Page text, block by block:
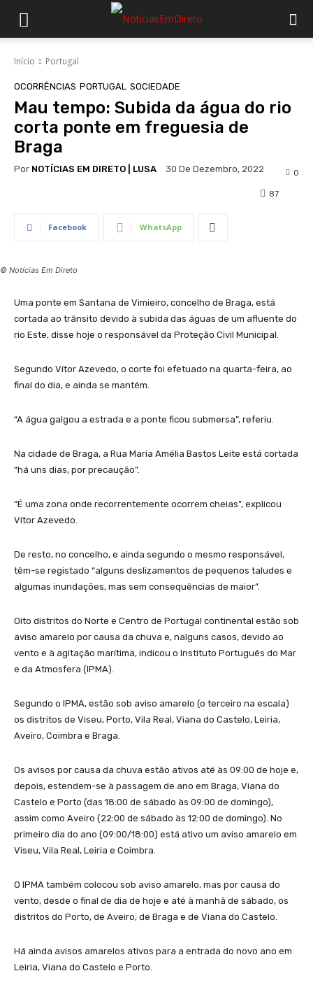
Início Portugal
OCORRÊNCIAS PORTUGAL SOCIEDADE
Mau tempo: Subida da água do rio
corta ponte em freguesia de
Braga
Por NOTÍCIAS EM DIRETO | LUSA 30 De Dezembro, 2022 0
87
Facebook WhatsApp
© Notícias Em Direto
Uma ponte em Santana de Vimieiro, concelho de Braga, está
cortada ao trânsito devido à subida das águas de um afluente do
rio Este, disse hoje o responsável da Proteção Civil Municipal.
Segundo Vítor Azevedo, o corte foi efetuado na quarta-feira, ao
final do dia, e ainda se mantém.
“A água galgou a estrada e a ponte ficou submersa”, referiu.
Na cidade de Braga, a Rua Maria Amélia Bastos Leite está cortada
“há uns dias, por precaução”.
“É uma zona onde recorrentemente ocorrem cheias”, explicou
Vítor Azevedo.
De resto, no concelho, e ainda segundo o mesmo responsável,
têm-se registado “alguns deslizamentos de pequenos taludes e
algumas inundações, mas sem consequências de maior”.
Oito distritos do Norte e Centro de Portugal continental estão sob
aviso amarelo por causa da chuva e, nalguns casos, devido ao
vento e à agitação marítima, indicou o Instituto Português do Mar
e da Atmosfera (IPMA).
Segundo o IPMA, estão sob aviso amarelo (o terceiro na escala)
os distritos de Viseu, Porto, Vila Real, Viana do Castelo, Leiria,
Aveiro, Coimbra e Braga.
Os avisos por causa da chuva estão ativos até às 09:00 de hoje e,
depois, estendem-se à passagem de ano em Braga, Viana do
Castelo e Porto (das 18:00 de sábado às 09:00 de domingo),
assim como Aveiro (22:00 de sábado às 12:00 de domingo). No
primeiro dia do ano (09:00/18:00) está ativo um aviso amarelo em
Viseu, Vila Real, Leiria e Coimbra.
O IPMA também colocou sob aviso amarelo, mas por causa do
vento, desde o final de dia de hoje e até à manhã de sábado, os
distritos do Porto, de Aveiro, de Braga e de Viana do Castelo.
Há ainda avisos amarelos ativos para a entrada do novo ano em
Leiria, Viana do Castelo e Porto.